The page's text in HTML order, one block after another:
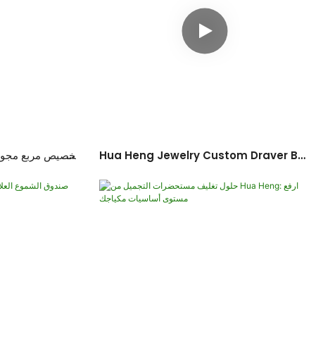
تخصيص مربع
Hua Heng Jewelry Custom Draver Box